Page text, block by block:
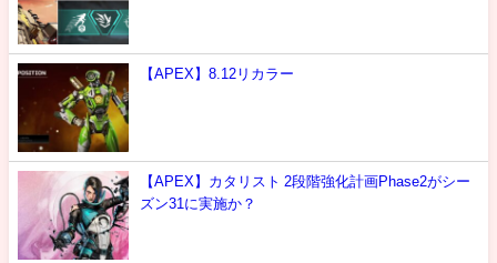
【APEX】8.12リカラー
【APEX】カタリスト 2段階強化計画Phase2がシー
ズン31に実施か？